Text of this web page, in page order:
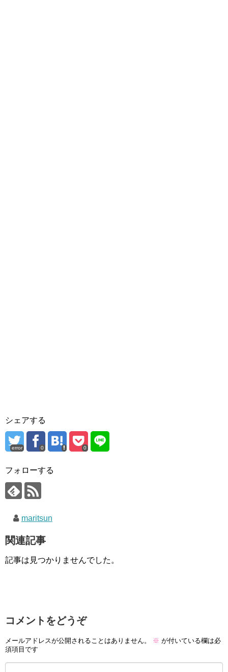
シェアする
error 0 0
フォローする
maritsun
関連記事
記事は見つかりませんでした。
コメントをどうぞ
メールアドレスが公開されることはありません。 ※ が付いている欄は必
須項目です